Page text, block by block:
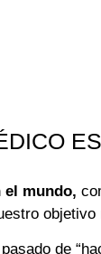
el mundo,
de